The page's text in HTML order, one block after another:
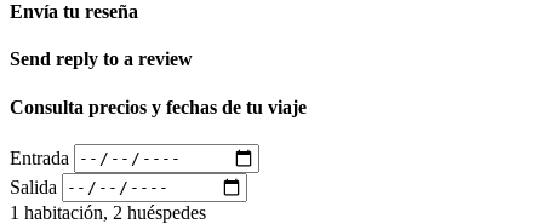
Envía tu reseña
Send reply to a review
Consulta precios y fechas de tu viaje
Entrada
Salida
1 habitación, 2 huéspedes